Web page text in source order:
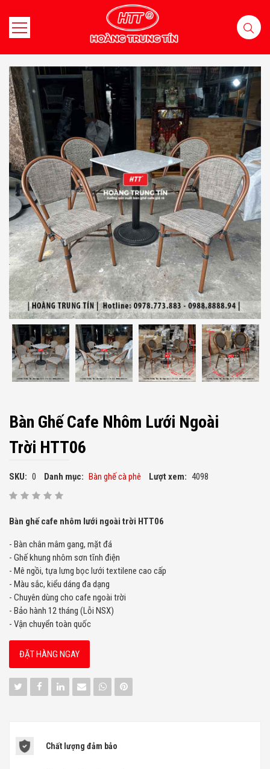
Bàn Ghế Cafe Nhôm Lưới Ngoài
Trời HTT06
SKU: 0 Danh mục: Bàn ghế cà phê Lượt xem: 4098
Bàn ghế cafe nhôm lưới ngoài trời HTT06
- Bàn chân mâm gang, mặt đá
- Ghế khung nhôm sơn tĩnh điện
- Mê ngồi, tựa lưng bọc lưới textilene cao cấp
- Màu sắc, kiểu dáng đa dạng
- Chuyên dùng cho cafe ngoài trời
- Bảo hành 12 tháng (Lỗi NSX)
- Vận chuyển toàn quốc
ĐẶT HÀNG NGAY
Chất lượng đảm bảo